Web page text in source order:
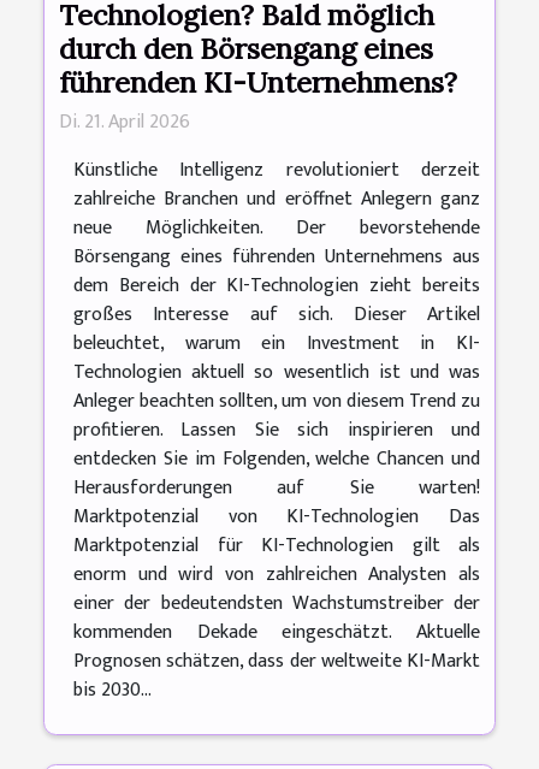
Technologien? Bald möglich
durch den Börsengang eines
führenden KI-Unternehmens?
Di. 21. April 2026
Künstliche Intelligenz revolutioniert derzeit
zahlreiche Branchen und eröffnet Anlegern ganz
neue Möglichkeiten. Der bevorstehende
Börsengang eines führenden Unternehmens aus
dem Bereich der KI-Technologien zieht bereits
großes Interesse auf sich. Dieser Artikel
beleuchtet, warum ein Investment in KI-
Technologien aktuell so wesentlich ist und was
Anleger beachten sollten, um von diesem Trend zu
profitieren. Lassen Sie sich inspirieren und
entdecken Sie im Folgenden, welche Chancen und
Herausforderungen auf Sie warten!
Marktpotenzial von KI-Technologien Das
Marktpotenzial für KI-Technologien gilt als
enorm und wird von zahlreichen Analysten als
einer der bedeutendsten Wachstumstreiber der
kommenden Dekade eingeschätzt. Aktuelle
Prognosen schätzen, dass der weltweite KI-Markt
bis 2030...